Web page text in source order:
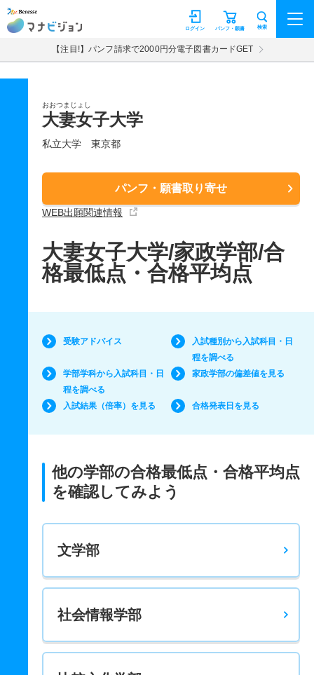
マナビジョン パンフ・願書
ログイン 検索
【注目!】パンフ請求で2000円分電子図書カードGET
おおつまじょし
大妻女子大学
私立大学 東京都
パンフ・願書取り寄せ
WEB出願関連情報
大妻女子大学/家政学部/合
格最低点・合格平均点
受験アドバイス
入試種別から入試科目・日
程を調べる
学部学科から入試科目・日
程を調べる
家政学部の偏差値を見る
入試結果（倍率）を見る 合格発表日を見る
他の学部の合格最低点・合格平均点
を確認してみよう
文学部
社会情報学部